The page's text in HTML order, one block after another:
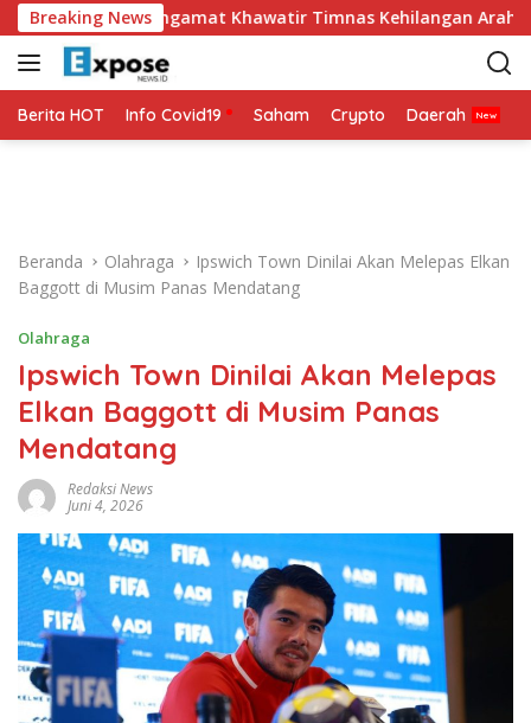
a
g
u
Breaking News
Pengamat Khawatir Timnas Kehilangan Arah Tanpanya
Berita HOT Info Covid19 Saham Crypto Daerah
Beranda Olahraga
Ipswich Town Dinilai Akan Melepas Elkan
Baggott di Musim Panas Mendatang
Olahraga
Ipswich Town Dinilai Akan Melepas
Elkan Baggott di Musim Panas
Mendatang
Redaksi News
Juni 4, 2026